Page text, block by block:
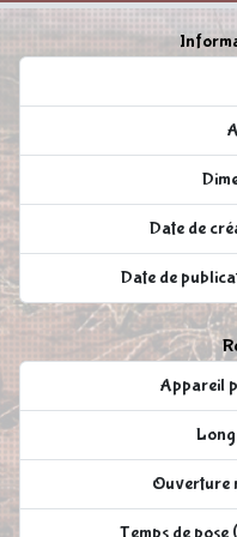
Date de
Date de
Appareil
Ouverture
Temps de